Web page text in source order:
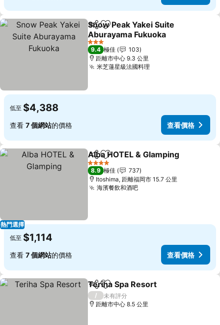
分享 放到收藏夾
Snow Peak Yakei Suite
Aburayama Fukuoka
查看價格
3 星級
9.4 極佳
103
距離市中心 9.3 公里
米芝蓮星級法國料理查看價格
低至 $4,388
查看 7 個網站的價格 查看價格
熱門選擇
分享 放到收藏夾
Alba HOTEL & Glamping
4 星級
8.9 極佳
737
Itoshima, 距離福岡市 15.7 公里
海濱餐飲和酒吧查看價格
低至 $1,114
查看 7 個網站的價格 查看價格
分享 放到收藏夾
Teriha Spa Resort
/
未有評分
距離市中心 8.5 公里